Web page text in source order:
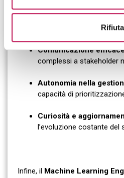
Rifiuta
Capacità di lavorare in
anche in contesti Agile;
Comunicazione
complessi a stakeholder
Autonomia nella
capacità di
Curiosità e
l’evoluzione costante del
Infine, il Machine Learning